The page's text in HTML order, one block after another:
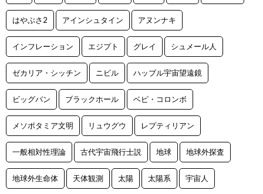
はやぶさ2 アインシュタイン アヌンナキ
インフレーション エジプト グレイ シュメール人
ゼカリア・シッチン ニビル ハッブル宇宙望遠鏡
ビッグバン ブラックホール ベピ・コロンボ
メソポタミア文明 リュウグウ レプティリアン
一般相対性理論 古代宇宙飛行士説 地球 地球外探査
地球外生命体 天体観測 太陽 太陽系 宇宙人